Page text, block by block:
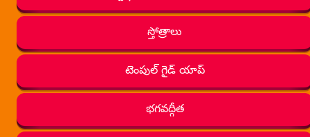
స్తోత్రాలు
టెంపుల్ గైడ్ యాప్
భగవద్గీత